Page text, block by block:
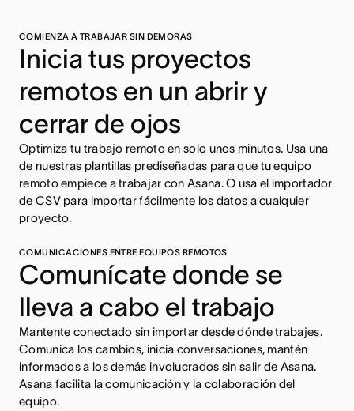
COMIENZA A TRABAJAR SIN DEMORAS
Inicia tus proyectos
remotos en un abrir y
cerrar de ojos
Optimiza tu trabajo remoto en solo unos minutos. Usa una
de nuestras plantillas prediseñadas para que tu equipo
remoto empiece a trabajar con Asana. O usa el importador
de CSV para importar fácilmente los datos a cualquier
proyecto.
COMUNICACIONES ENTRE EQUIPOS REMOTOS
Comunícate donde se
lleva a cabo el trabajo
Mantente conectado sin importar desde dónde trabajes.
Comunica los cambios, inicia conversaciones, mantén
informados a los demás involucrados sin salir de Asana.
Asana facilita la comunicación y la colaboración del
equipo.